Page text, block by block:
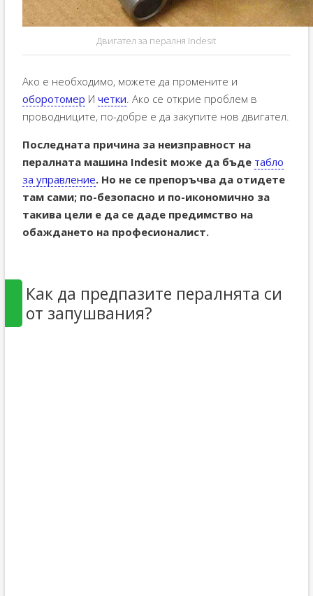
Двигател за пералня Indesit
Ако е необходимо, можете да промените и
оборотомер И четки. Ако се открие проблем в
проводниците, по-добре е да закупите нов двигател.
Последната причина за неизправност на
пералната машина Indesit може да бъде табло
за управление. Но не се препоръчва да отидете
там сами; по-безопасно и по-икономично за
такива цели е да се даде предимство на
обаждането на професионалист.
Как да предпазите пералнята си
от запушвания?